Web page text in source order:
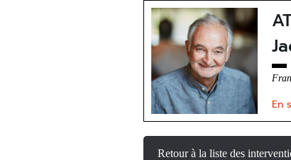
En
Retour à la liste des